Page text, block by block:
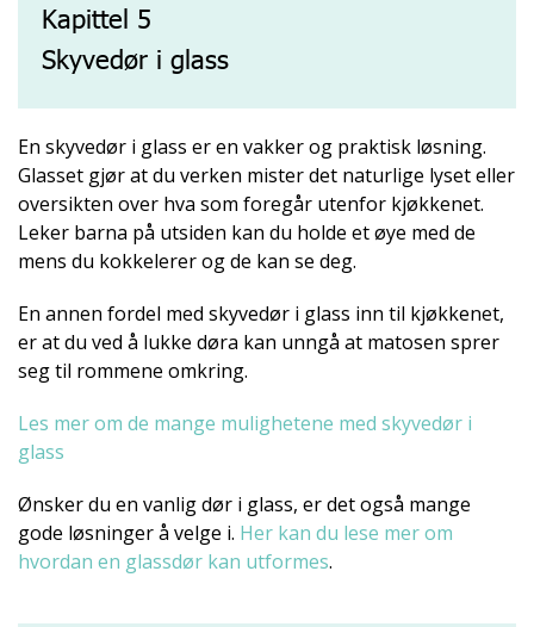
Kapittel 5
Skyvedør i glass
En skyvedør i glass er en vakker og praktisk løsning.
Glasset gjør at du verken mister det naturlige lyset eller
oversikten over hva som foregår utenfor kjøkkenet.
Leker barna på utsiden kan du holde et øye med de
mens du kokkelerer og de kan se deg.
En annen fordel med skyvedør i glass inn til kjøkkenet,
er at du ved å lukke døra kan unngå at matosen sprer
seg til rommene omkring.
Les mer om de mange mulighetene med skyvedør i
glass
Ønsker du en vanlig dør i glass, er det også mange
gode løsninger å velge i. Her kan du lese mer om
hvordan en glassdør kan utformes.